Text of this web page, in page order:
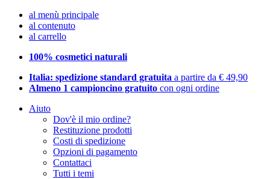
al menù principale
al contenuto
al carrello
100% cosmetici naturali
Italia: spedizione standard gratuita a partire da € 49,90
Almeno 1 campioncino gratuito con ogni ordine
Aiuto
Dov'è il mio ordine?
Restituzione prodotti
Costi di spedizione
Opzioni di pagamento
Contattaci
Tutti i temi